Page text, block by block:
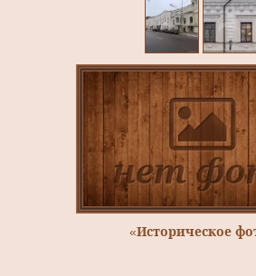
«Историческое